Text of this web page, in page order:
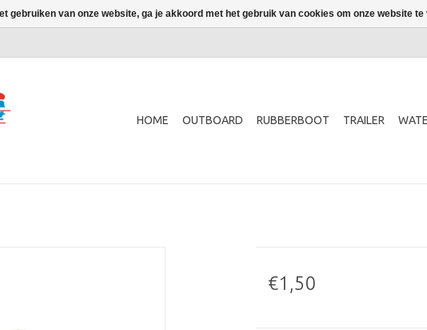
HOME OUTBOARD RUBBERBOOT TRAILER
€1,50
gebruiken van onze website, ga je akkoord met het gebruik van cookies om onze website